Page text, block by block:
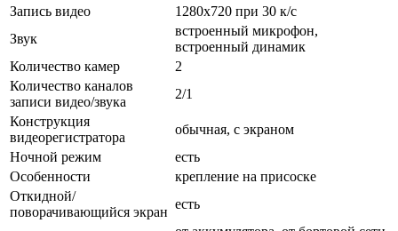
Запись видео
1280x720 при 30 к/с
Звук
встроенный микрофон,
встроенный динамик
Количество камер
2
Количество каналов
записи видео/звука
2/1
Конструкция
видеорегистратора
обычная, с экраном
Ночной режим
есть
Особенности
крепление на присоске
Откидной/
поворачивающийся экран
есть